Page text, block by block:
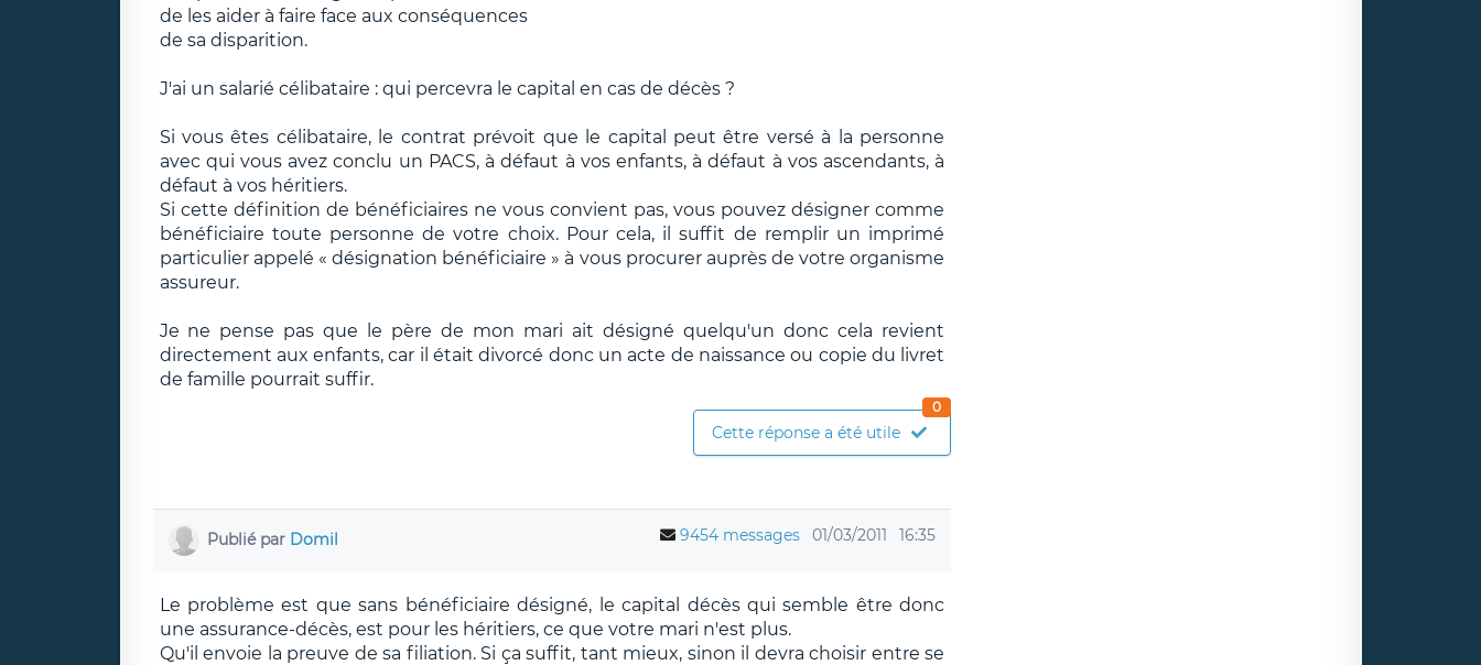
de les aider à faire face aux conséquences
de sa disparition.
J'ai un salarié célibataire : qui percevra le capital en cas de décès ?
Si vous êtes célibataire, le contrat prévoit que le capital peut être versé à la personne
avec qui vous avez conclu un PACS, à défaut à vos enfants, à défaut à vos ascendants, à
défaut à vos héritiers.
Si cette définition de bénéficiaires ne vous convient pas, vous pouvez désigner comme
bénéficiaire toute personne de votre choix. Pour cela, il suffit de remplir un imprimé
particulier appelé « désignation bénéficiaire » à vous procurer auprès de votre organisme
assureur.
Je ne pense pas que le père de mon mari ait désigné quelqu'un donc cela revient
directement aux enfants, car il était divorcé donc un acte de naissance ou copie du livret
de famille pourrait suffir.
Cette réponse a été utile
0
Publié par Domil 9454 messages 01/03/2011 16:35
Le problème est que sans bénéficiaire désigné, le capital décès qui semble être donc
une assurance-décès, est pour les héritiers, ce que votre mari n'est plus.
Qu'il envoie la preuve de sa filiation. Si ça suffit, tant mieux, sinon il devra choisir entre se